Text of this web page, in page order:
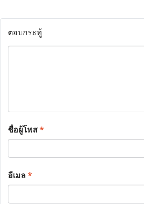
ตอบกระทู้
ชื่อผู้โพส*
อีเมล*